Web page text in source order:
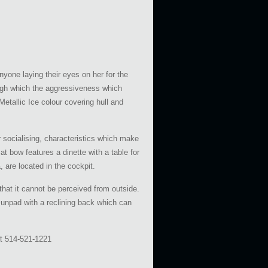
laying their eyes on her for the
which the aggressiveness which
Ice colour covering hull and
characteristics which make
bow features a dinette with a table for
are located in the cockpit.
it cannot be perceived from outside.
with a reclining back which can
521-1221